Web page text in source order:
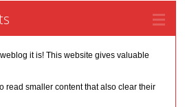
it is! This website gives valuable
read smaller content that also clear their